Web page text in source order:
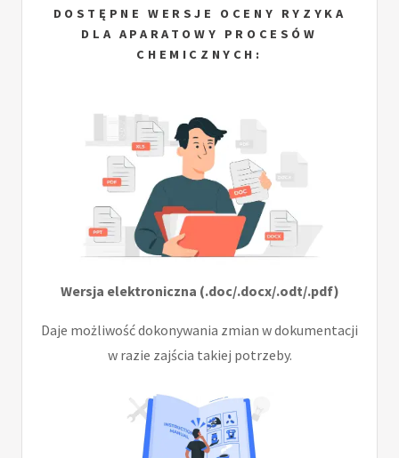
DOSTĘPNE WERSJE OCENY RYZYKA
DLA APARATOWY PROCESÓW
CHEMICZNYCH:
Wersja elektroniczna (.doc/.docx/.odt/.pdf)
Daje możliwość dokonywania zmian w dokumentacji
w razie zajścia takiej potrzeby.